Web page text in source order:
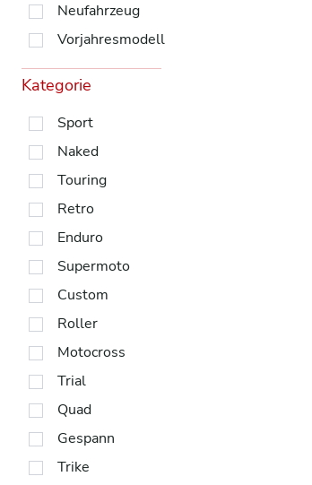
Neufahrzeug
Vorjahresmodell
Kategorie
Sport
Naked
Touring
Retro
Enduro
Supermoto
Custom
Roller
Motocross
Trial
Quad
Gespann
Trike